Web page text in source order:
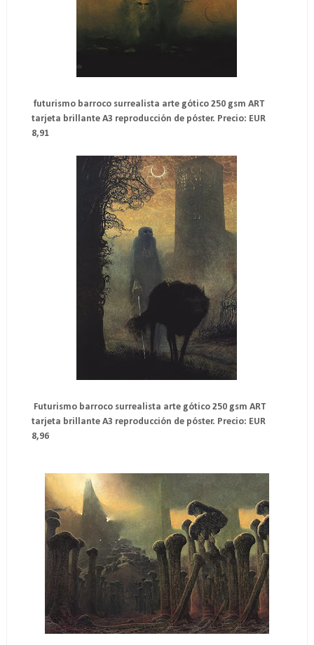
futurismo barroco surrealista arte gótico 250 gsm ART
tarjeta brillante A3 reproducción de póster. Precio: EUR
8,91
Futurismo barroco surrealista arte gótico 250 gsm ART
tarjeta brillante A3 reproducción de póster. Precio: EUR
8,96